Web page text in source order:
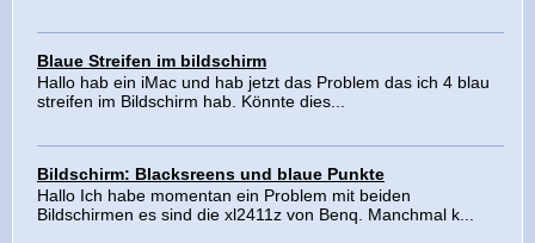
Blaue Streifen im bildschirm
Hallo hab ein iMac und hab jetzt das Problem das ich 4 blau
streifen im Bildschirm hab. Könnte dies...
Bildschirm: Blacksreens und blaue Punkte
Hallo Ich habe momentan ein Problem mit beiden
Bildschirmen es sind die xl2411z von Benq. Manchmal k...